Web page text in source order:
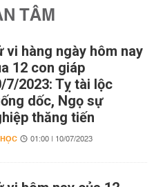
TÂM
vi hàng ngày hôm nay
12 con giáp
7/2023: Tỵ tài lộc
dốc, Ngọ sự
thăng tiến
01:00 | 10/07/2023